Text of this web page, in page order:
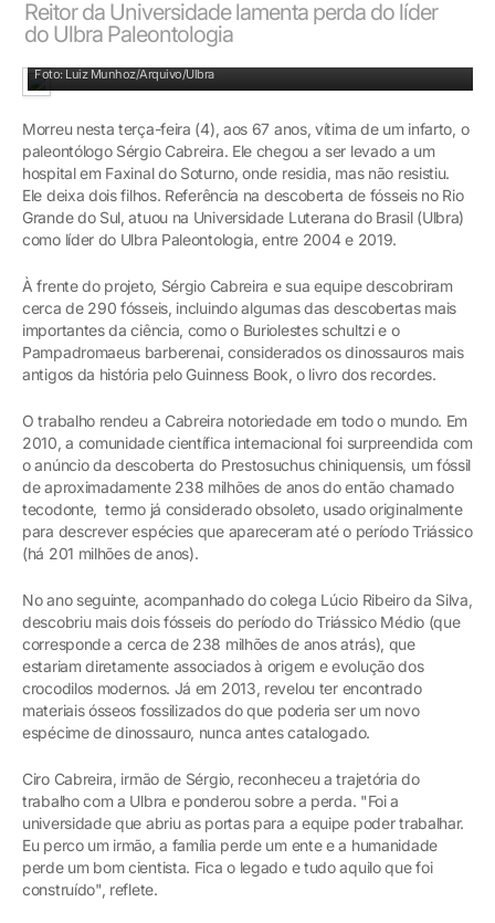
Reitor da Universidade lamenta perda do líder
do Ulbra Paleontologia
Foto: Luiz Munhoz/Arquivo/Ulbra
Morreu nesta terça-feira (4), aos 67 anos, vítima de um infarto, o
paleontólogo Sérgio Cabreira. Ele chegou a ser levado a um
hospital em Faxinal do Soturno, onde residia, mas não resistiu.
Ele deixa dois filhos. Referência na descoberta de fósseis no Rio
Grande do Sul, atuou na Universidade Luterana do Brasil (Ulbra)
como líder do Ulbra Paleontologia, entre 2004 e 2019.
À frente do projeto, Sérgio Cabreira e sua equipe descobriram
cerca de 290 fósseis, incluindo algumas das descobertas mais
importantes da ciência, como o Buriolestes schultzi e o
Pampadromaeus barberenai, considerados os dinossauros mais
antigos da história pelo Guinness Book, o livro dos recordes.
O trabalho rendeu a Cabreira notoriedade em todo o mundo. Em
2010, a comunidade científica internacional foi surpreendida com
o anúncio da descoberta do Prestosuchus chiniquensis, um fóssil
de aproximadamente 238 milhões de anos do então chamado
tecodonte, termo já considerado obsoleto, usado originalmente
para descrever espécies que apareceram até o período Triássico
(há 201 milhões de anos).
No ano seguinte, acompanhado do colega Lúcio Ribeiro da Silva,
descobriu mais dois fósseis do período do Triássico Médio (que
corresponde a cerca de 238 milhões de anos atrás), que
estariam diretamente associados à origem e evolução dos
crocodilos modernos. Já em 2013, revelou ter encontrado
materiais ósseos fossilizados do que poderia ser um novo
espécime de dinossauro, nunca antes catalogado.
Ciro Cabreira, irmão de Sérgio, reconheceu a trajetória do
trabalho com a Ulbra e ponderou sobre a perda. "Foi a
universidade que abriu as portas para a equipe poder trabalhar.
Eu perco um irmão, a família perde um ente e a humanidade
perde um bom cientista. Fica o legado e tudo aquilo que foi
construído", reflete.